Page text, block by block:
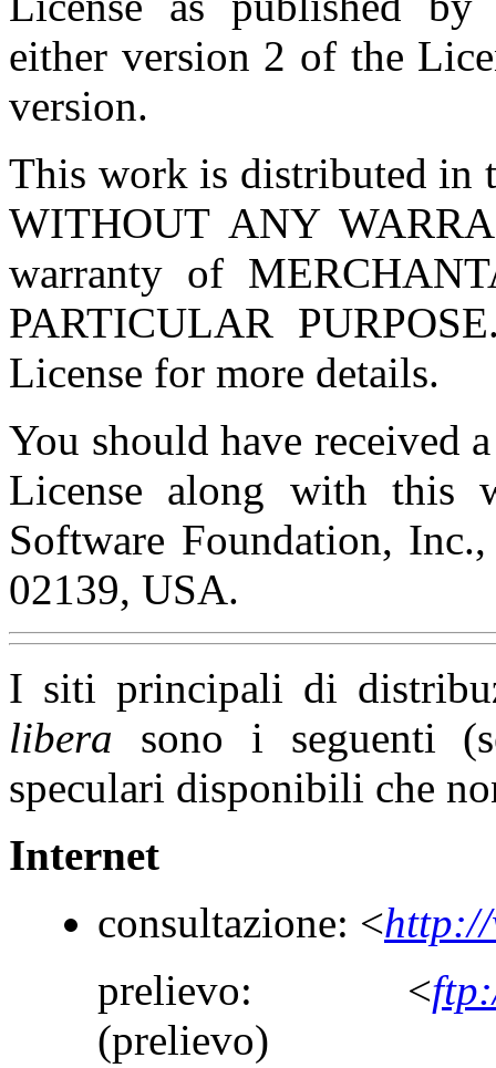
either version 2 of the
version.
This work is distributed in
WITHOUT ANY
warranty of
PARTICULAR
License for more details.
You should have received
License along with
Software Foundation,
02139, USA.
I siti principali di
libera sono i seguenti
speculari disponibili che
Internet
consultazione: <
prelievo: <
(prelievo)